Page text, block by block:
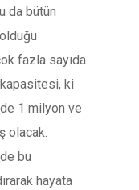
da bütün
fazla sayıda
ki
1 milyon ve
olacak.
bu
hayata